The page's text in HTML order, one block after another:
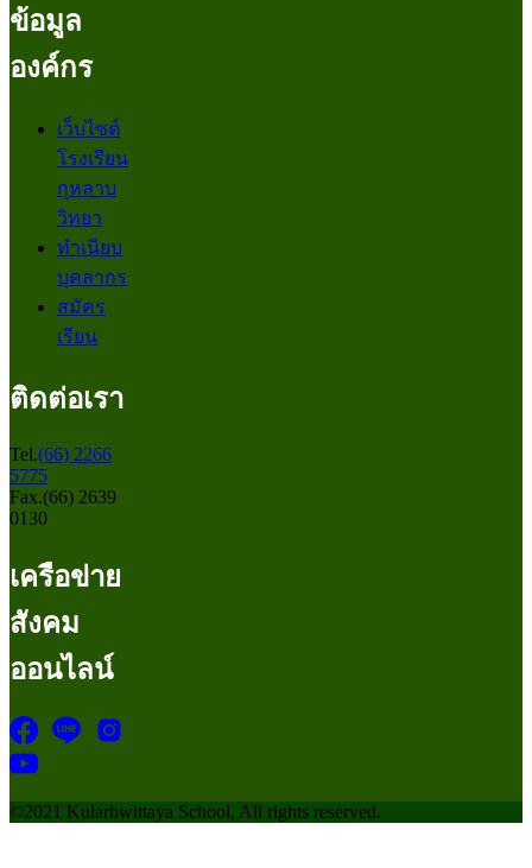
ข้อมูล
องค์กร
เว็บไซต์
โรงเรียน
กุหลาบ
วิทยา
ทำเนียบ
บุคลากร
สมัคร
เรียน
ติดต่อเรา
Tel.(66) 2266
5775
Fax.(66) 2639
0130
เครือข่าย
สังคม
ออนไลน์
©2021 Kularbwittaya School, All rights reserved.